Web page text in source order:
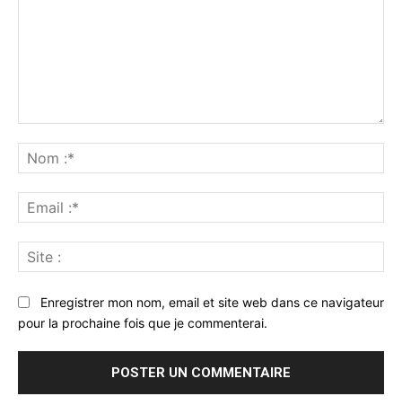
:*
:*
:
Enregistrer mon nom, email et site web dans ce navigateur
pour la prochaine fois que je commenterai.